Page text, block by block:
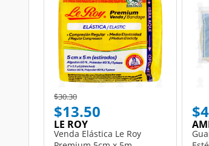
Price reduced from
$30.30to
$13.50
LE ROY
Venda Elástica Le Roy